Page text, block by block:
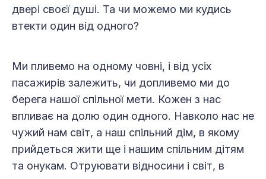
двері своєї душі. Та чи можемо ми кудись
втекти один від одного?
Ми пливемо на одному човні, і від усіх
пасажирів залежить, чи допливемо ми до
берега нашої спільної мети. Кожен з нас
впливає на долю один одного. Навколо нас не
чужий нам світ, а наш спільний дім, в якому
прийдеться жити ще і нашим спільним дітям
та онукам. Отруювати відносини і світ, в